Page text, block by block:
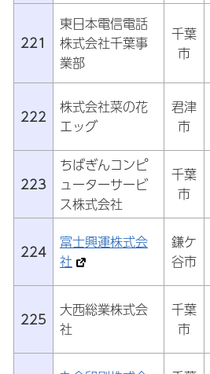
221
東日本電信電話
株式会社千葉事
業部
千葉
市
222
株式会社菜の花
エッグ
君津
市
223
ちばぎんコンピ
ューターサービ
ス株式会社
千葉
市
224
富士興運株式会
社
鎌ケ
谷市
225
大西総業株式会
社
千葉
市